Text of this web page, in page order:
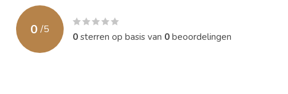
0 /5
0sterren op basis van 0beoordelingen